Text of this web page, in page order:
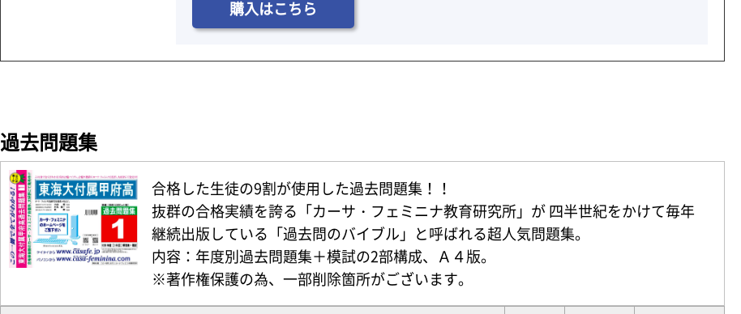
購入はこちら
過去問題集
合格した生徒の9割が使用した過去問題集！！
抜群の合格実績を誇る「カーサ・フェミニナ教育研究所」が 四半世紀をかけて毎年
継続出版している「過去問のバイブル」と呼ばれる超人気問題集。
内容：年度別過去問題集＋模試の2部構成、Ａ４版。
※著作権保護の為、一部削除箇所がございます。